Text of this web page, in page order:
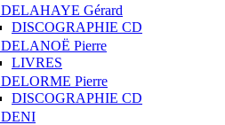
DELAHAYE Gérard
DISCOGRAPHIE CD
DELANOË Pierre
LIVRES
DELORME Pierre
DISCOGRAPHIE CD
DENI